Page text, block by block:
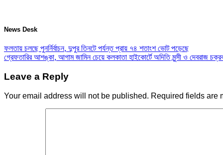
News Desk
ফলতায় চলছে পুনর্নির্বাচন, দুপুর তিনটে পর্যন্ত প্রায় ৭৪ শতাংশ ভোট পড়েছে
গ্রেফতারির আশঙ্কা, আগাম জামিন চেয়ে কলকাতা হাইকোর্টে অদিতি মুন্সী ও দেবরাজ
Leave a Reply
Your email address will not be published. Required fields are